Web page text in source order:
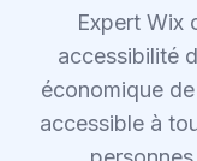
Expert Wix
accessibilité
économique
accessible à